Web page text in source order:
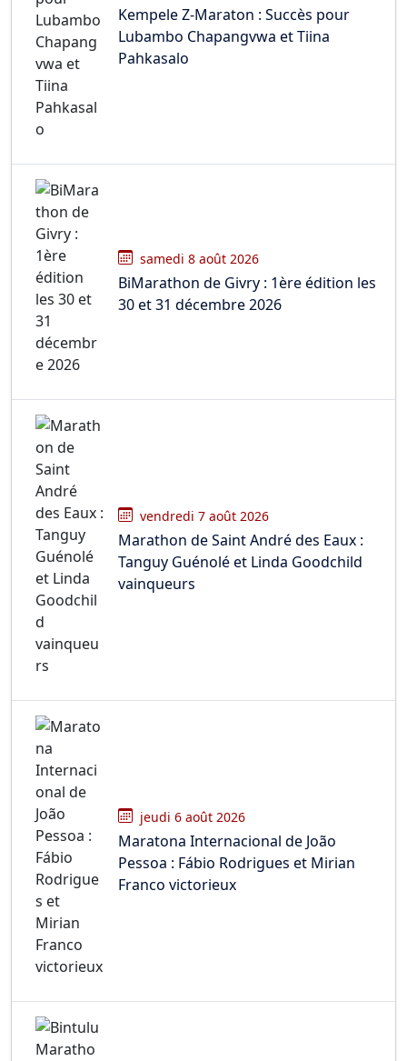
Kempele Z-Maraton : Succès pour
Lubambo Chapangvwa et Tiina
Pahkasalo
samedi 8 août 2026
BiMarathon de Givry : 1ère édition les
30 et 31 décembre 2026
vendredi 7 août 2026
Marathon de Saint André des Eaux :
Tanguy Guénolé et Linda Goodchild
vainqueurs
jeudi 6 août 2026
Maratona Internacional de João
Pessoa : Fábio Rodrigues et Mirian
Franco victorieux